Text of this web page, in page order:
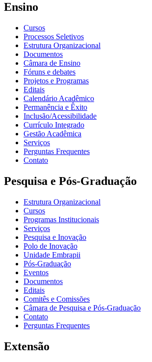
Ensino
Cursos
Processos Seletivos
Estrutura Organizacional
Documentos
Câmara de Ensino
Fóruns e debates
Projetos e Programas
Editais
Calendário Acadêmico
Permanência e Êxito
Inclusão/Acessibilidade
Currículo Integrado
Gestão Acadêmica
Serviços
Perguntas Frequentes
Contato
Pesquisa e Pós-Graduação
Estrutura Organizacional
Cursos
Programas Institucionais
Serviços
Pesquisa e Inovação
Polo de Inovação
Unidade Embrapii
Pós-Graduação
Eventos
Documentos
Editais
Comitês e Comissões
Câmara de Pesquisa e Pós-Graduação
Contato
Perguntas Frequentes
Extensão